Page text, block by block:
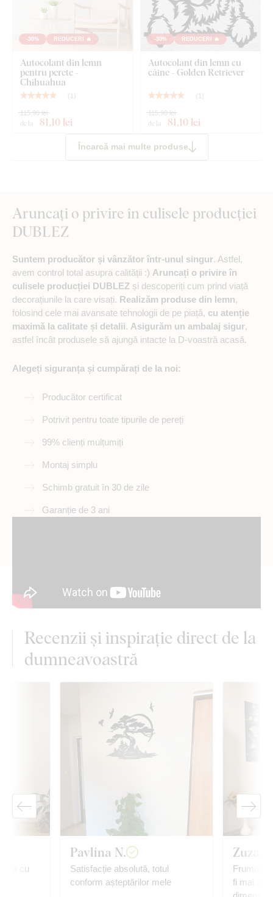
-30% REDUCERI 🔥
Autocolant din lemn
pentru perete -
Chihuahua
( 1 )
de la 81,10 lei
115,90 lei
-30% REDUCERI 🔥
Autocolant din lemn cu
câine - Golden Retriever
( 1 )
de la 81,10 lei
115,90 lei
Încarcă mai multe produse
Aruncați o privire în culisele producției
DUBLEZ
Suntem producător și vânzător într-unul singur. Astfel,
avem control total asupra calității :) Aruncați o privire în
culisele producției DUBLEZ și descoperiți cum prind viață
decorațiunile la care visați. Realizăm produse din lemn,
folosind cele mai avansate tehnologii de pe piață, cu atenție
maximă la calitate și detalii. Asigurăm un ambalaj sigur,
astfel încât produsele să ajungă intacte la D-voastră acasă.
Alegeți siguranța și cumpărați de la noi:
Producător certificat
Potrivit pentru toate tipurile de pereți
99% clienți mulțumiți
Montaj simplu
Schimb gratuit în 30 de zile
Garanție de 3 ani
Recenzii și inspirație direct de la
dumneavoastră
cu
Pavlína N.
Satisfacție absolută, totul
conform așteptărilor mele
Frumos
fi mai aurii. M-am